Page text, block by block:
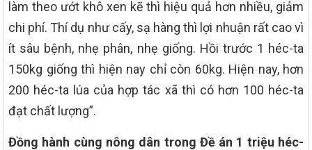
làm theo ướt khô xen kẽ thì hiệu quả hơn nhiều, giảm
chi phí. Thí dụ như cấy, sạ hàng thì lợi nhuận rất cao vì
ít sâu bệnh, nhẹ phân, nhẹ giống. Hồi trước 1 héc-ta
150kg giống thì hiện nay chỉ còn 60kg. Hiện nay, hơn
200 héc-ta lúa của hợp tác xã thì có hơn 100 héc-ta
đạt chất lượng”.
Đồng hành cùng nông dân trong Đề án 1 triệu héc-